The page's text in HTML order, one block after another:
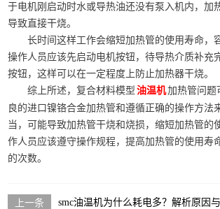
于电机刚启动时水或导热油还没有泵入机内，加
导致直接干烧。
长时间这样工作会缩短加热管的使用寿命，
操作人员应该先启动电机按钮，待导热介质补充
按钮，这样可以在一定程度上防止加热器干烧。
综上所述，复合材料模型 油温机加热管问题
良的进口镍铬合金加热管和遵循正确的操作方法
当，可能导致加热管干烧和烧损，缩短加热管的
作人员应该遵守操作规程，提高加热管的使用寿
的次数。
smc油温机为什么耗电多？解析原因